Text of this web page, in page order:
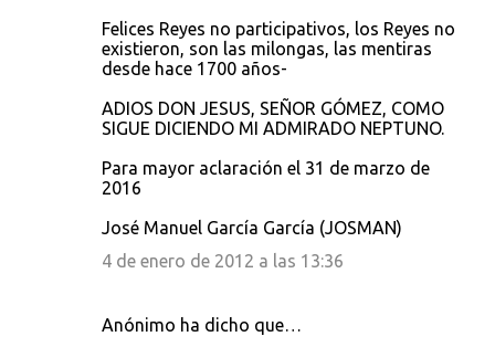
Felices Reyes no participativos, los Reyes no
existieron, son las milongas, las mentiras
desde hace 1700 años-
ADIOS DON JESUS, SEÑOR GÓMEZ, COMO
SIGUE DICIENDO MI ADMIRADO NEPTUNO.
Para mayor aclaración el 31 de marzo de
2016
José Manuel García García (JOSMAN)
4 de enero de 2012 a las 13:36
Anónimo ha dicho que…